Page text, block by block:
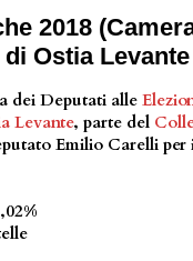
2018
Ostia Levante
dei Deputati alle
Levante, parte del
Emilio Carelli